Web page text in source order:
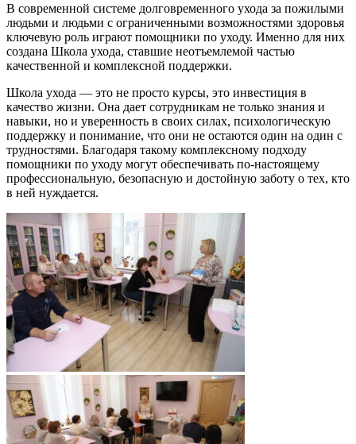
В современной системе долговременного ухода за пожилыми
людьми и людьми с ограниченными возможностями здоровья
ключевую роль играют помощники по уходу. Именно для них
создана Школа ухода, ставшие неотъемлемой частью
качественной и комплексной поддержки.
Школа ухода — это не просто курсы, это инвестиция в
качество жизни. Она дает сотрудникам не только знания и
навыки, но и уверенность в своих силах, психологическую
поддержку и понимание, что они не остаются один на один с
трудностями. Благодаря такому комплексному подходу
помощники по уходу могут обеспечивать по-настоящему
профессиональную, безопасную и достойную заботу о тех, кто
в ней нуждается.